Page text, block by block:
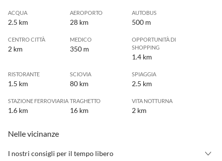
ACQUA
2.5 km
AEROPORTO
28 km
AUTOBUS
500 m
CENTRO CITTÀ
2 km
MEDICO
350 m
OPPORTUNITÀ DI
SHOPPING
1.4 km
RISTORANTE
1.5 km
SCIOVIA
80 km
SPIAGGIA
2.5 km
STAZIONE FERROVIARIA
1.6 km
TRAGHETTO
16 km
VITA NOTTURNA
2 km
Nelle vicinanze
I nostri consigli per il tempo libero